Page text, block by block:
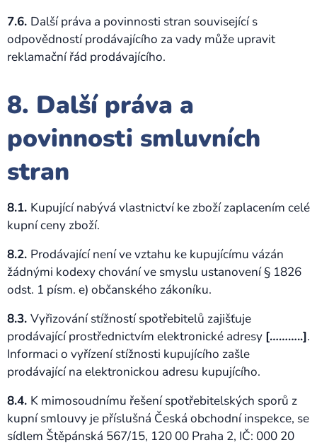
7.6. Další práva a povinnosti stran související s
odpovědností prodávajícího za vady může upravit
reklamační řád prodávajícího.
8. Další práva a
povinnosti smluvních
stran
8.1. Kupující nabývá vlastnictví ke zboží zaplacením celé
kupní ceny zboží.
8.2. Prodávající není ve vztahu ke kupujícímu vázán
žádnými kodexy chování ve smyslu ustanovení § 1826
odst. 1 písm. e) občanského zákoníku.
8.3. Vyřizování stížností spotřebitelů zajišťuje
prodávající prostřednictvím elektronické adresy [………..].
Informaci o vyřízení stížnosti kupujícího zašle
prodávající na elektronickou adresu kupujícího.
8.4. K mimosoudnímu řešení spotřebitelských sporů z
kupní smlouvy je příslušná Česká obchodní inspekce, se
sídlem Štěpánská 567/15, 120 00 Praha 2, IČ: 000 20